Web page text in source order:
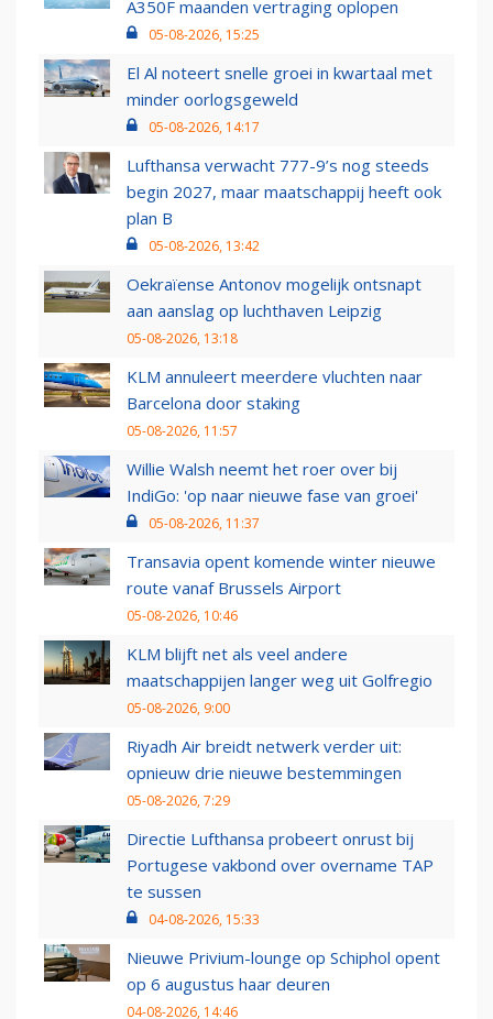
A350F maanden vertraging oplopen
05-08-2026, 15:25
El Al noteert snelle groei in kwartaal met
minder oorlogsgeweld
05-08-2026, 14:17
Lufthansa verwacht 777-9’s nog steeds
begin 2027, maar maatschappij heeft ook
plan B
05-08-2026, 13:42
Oekraïense Antonov mogelijk ontsnapt
aan aanslag op luchthaven Leipzig
05-08-2026, 13:18
KLM annuleert meerdere vluchten naar
Barcelona door staking
05-08-2026, 11:57
Willie Walsh neemt het roer over bij
IndiGo: 'op naar nieuwe fase van groei'
05-08-2026, 11:37
Transavia opent komende winter nieuwe
route vanaf Brussels Airport
05-08-2026, 10:46
KLM blijft net als veel andere
maatschappijen langer weg uit Golfregio
05-08-2026, 9:00
Riyadh Air breidt netwerk verder uit:
opnieuw drie nieuwe bestemmingen
05-08-2026, 7:29
Directie Lufthansa probeert onrust bij
Portugese vakbond over overname TAP
te sussen
04-08-2026, 15:33
Nieuwe Privium-lounge op Schiphol opent
op 6 augustus haar deuren
04-08-2026, 14:46